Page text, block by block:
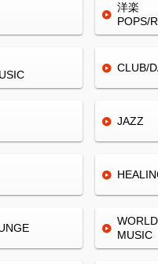
洋楽
POPS/
CLUB/
JAZZ
WORLD
MUSIC